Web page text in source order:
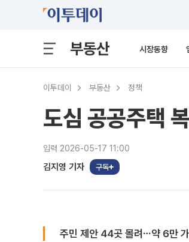
부동산 시장동향
이투데이 부동산 정책
도심 공공주택
입력 2026-05-17 11:00
김지영 기자 구독
주민 제안 44곳 몰려⋯약 6만